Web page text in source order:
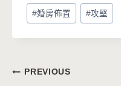
Post
Tags:
#婚房佈置 #攻堅
文PREVIOUS